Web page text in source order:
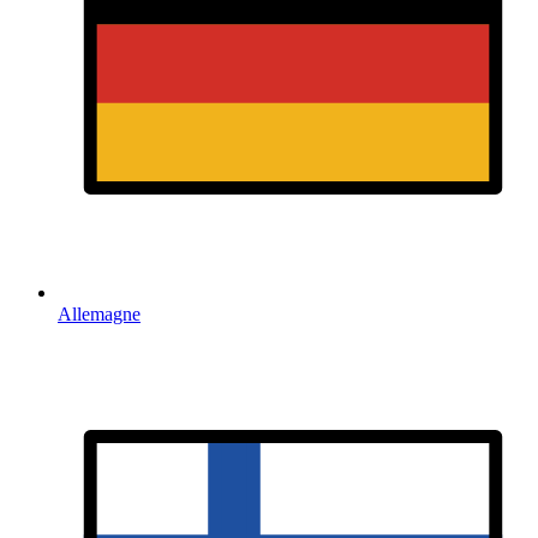
Allemagne